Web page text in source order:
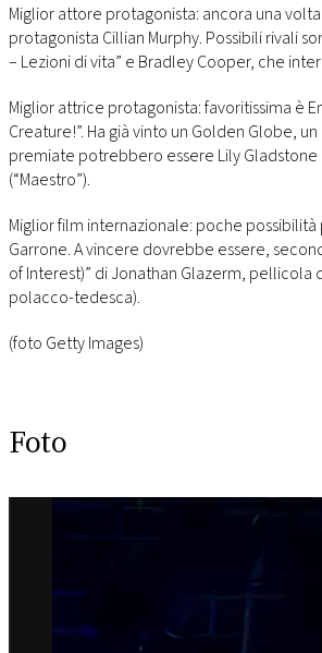
Miglior attore protagonista: ancora una
protagonista Cillian Murphy. Possibili rivali
– Lezioni di vita” e Bradley Cooper, che
Miglior attrice protagonista: favoritissima è
Creature!”. Ha già vinto un Golden Globe,
premiate potrebbero essere Lily Gladstone
(“Maestro”).
Miglior film internazionale: poche
Garrone. A vincere dovrebbe essere,
of Interest)” di Jonathan Glazerm,
polacco-tedesca).
(foto Getty Images)
Foto